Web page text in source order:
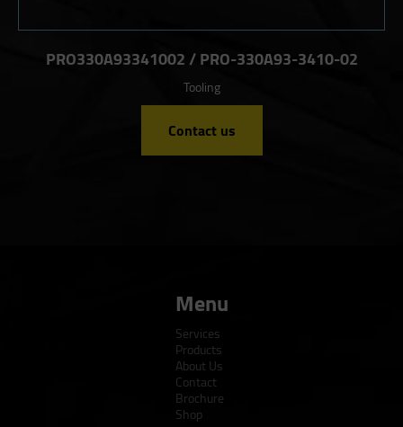
PRO330A93341002 / PRO-330A93-3410-02
Tooling
Contact us
Menu
Services
Products
About Us
Contact
Brochure
Shop